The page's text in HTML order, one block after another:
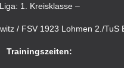
Liga: 1. Kreisklasse –
/ FSV 1923 Lohmen 2./TuS
Trainingszeiten: